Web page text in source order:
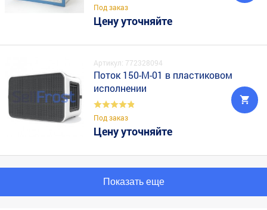
Под заказ
Цену уточняйте
Артикул: 772328094
Поток 150-М-01 в пластиковом
исполнении
Под заказ
Цену уточняйте
Показать еще